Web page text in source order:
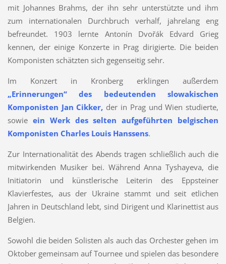
mit Johannes Brahms, der ihn sehr unterstützte und ihm
zum internationalen Durchbruch verhalf, jahrelang eng
befreundet. 1903 lernte Antonín Dvořák Edvard Grieg
kennen, der einige Konzerte in Prag dirigierte. Die beiden
Komponisten schätzten sich gegenseitig sehr.
Im Konzert in Kronberg erklingen außerdem
„Erinnerungen“ des bedeutenden slowakischen
Komponisten Jan Cikker, der in Prag und Wien studierte,
sowie ein Werk des selten aufgeführten belgischen
Komponisten Charles Louis Hanssens.
Zur Internationalität des Abends tragen schließlich auch die
mitwirkenden Musiker bei. Während Anna Tyshayeva, die
Initiatorin und künstlerische Leiterin des Eppsteiner
Klavierfestes, aus der Ukraine stammt und seit etlichen
Jahren in Deutschland lebt, sind Dirigent und Klarinettist aus
Belgien.
Sowohl die beiden Solisten als auch das Orchester gehen im
Oktober gemeinsam auf Tournee und spielen das besondere